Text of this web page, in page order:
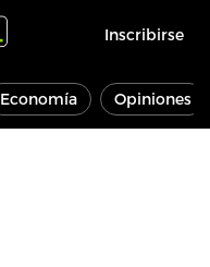
Inscribirse
Economía Opiniones